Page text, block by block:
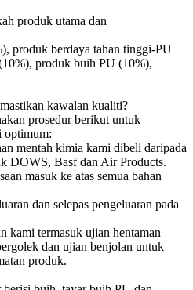
produk utama dan
produk berdaya tahan tinggi-PU
produk buih PU (10%),
kawalan kualiti?
prosedur berikut untuk
optimum:
mentah kimia kami dibeli daripada
DOWS, Basf dan Air Products.
masuk ke atas semua bahan
dan selepas pengeluaran pada
kami termasuk ujian hentaman
dan ujian benjolan untuk
produk.